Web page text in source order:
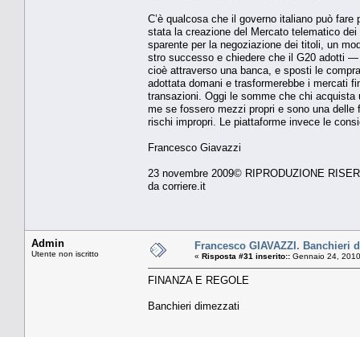
C’è qualcosa che il gover­no italiano può
stata la creazione del Mercato telematico
sparente per la negoziazio­ne dei titoli, un
stro successo e chiedere che il G20 adotti
cioè attraverso una banca, e sposti le
adottata domani e trasfor­merebbe i mercati
transazioni. Oggi le som­me che chi acquista
me se fossero mezzi pro­pri e sono una
rischi impropri. Le piatta­forme invece le
Francesco Giavazzi
23 novembre 2009© RIPRODUZIONE
da corriere.it
Admin
Utente non iscritto
Francesco GIAVAZZI. Banchieri
« Risposta #31 inserito:: Gennaio 24,
FINANZA E REGOLE
Banchieri dimezzati